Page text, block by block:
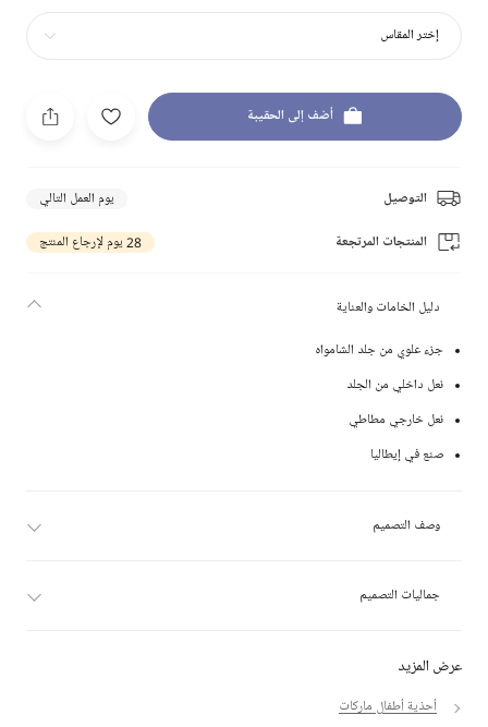
إختر المقاس
أضف إلى الحقيبة
التوصيل يوم العمل التالي
المنتجات المرتجعة 28 يوم لإرجاع المنتج
عرض المزيد
أحذية أطفال ماركات
دليل الخامات والعناية
جزء علوي من جلد الشامواه
نعل داخلي من الجلد
نعل خارجي مطاطي
صنع في إيطاليا
وصف التصميم
جماليات التصميم